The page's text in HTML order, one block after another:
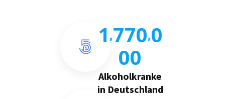
Alkoholkranke
in Deutschland
1,770,0
00